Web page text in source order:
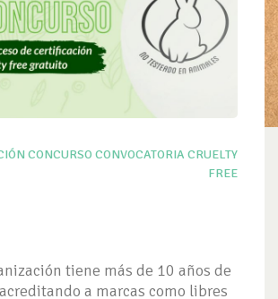
CONCURSO CONVOCATORIA CRUELTY
FREE
tiene más de 10 años de
a marcas como libres